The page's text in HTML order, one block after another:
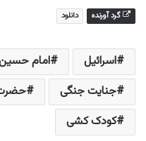
گرد آورنده دانلود
اسرائیل امام
جنایت جنگی
کودک کشی